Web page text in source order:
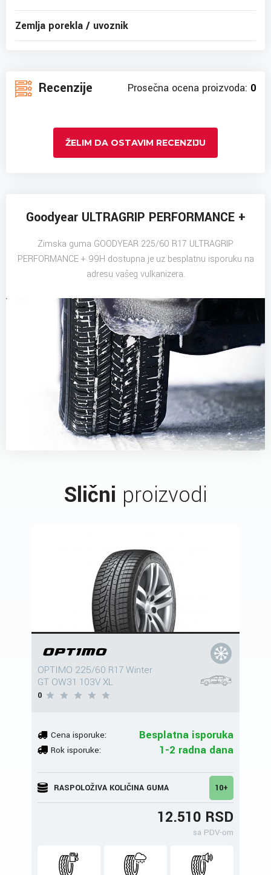
Zemlja porekla / uvoznik
Recenzije Prosečna ocena proizvoda: 0
ŽELIM DA OSTAVIM RECENZIJU
Goodyear ULTRAGRIP PERFORMANCE +
Zimska guma GOODYEAR 225/60 R17 ULTRAGRIP
PERFORMANCE + 99H dostupna je uz besplatnu isporuku na
adresu vašeg vulkanizera.
Slični proizvodi
OPTIMO 225/60 R17 Winter
GT OW31 103V XL
0
Cena isporuke: Besplatna isporuka
Rok isporuke: 1-2 radna dana
RASPOLOŽIVA KOLIČINA GUMA 10+
12.510 RSD
sa PDV-om